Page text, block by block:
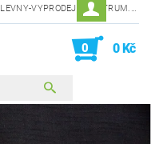
LEVNY-VYPRODEJ@CENTRUM.CZ
0 0 Kč